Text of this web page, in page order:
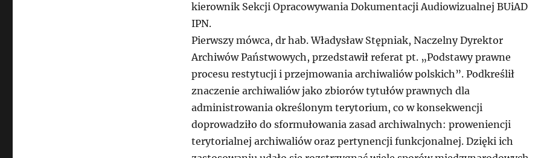
kierownik Sekcji Opracowywania Dokumentacji Audiowizualnej BUiAD
IPN.
Pierwszy mówca, dr hab. Władysław Stępniak, Naczelny Dyrektor
Archiwów Państwowych, przedstawił referat pt. „Podstawy prawne
procesu restytucji i przejmowania archiwaliów polskich”. Podkreślił
znaczenie archiwaliów jako zbiorów tytułów prawnych dla
administrowania określonym terytorium, co w konsekwencji
doprowadziło do sformułowania zasad archiwalnych: proweniencji
terytorialnej archiwaliów oraz pertynencji funkcjonalnej. Dzięki ich